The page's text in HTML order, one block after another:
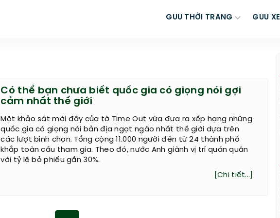
GUU THỜI TRANG GUU XE
Có thể bạn chưa biết quốc gia có giọng nói gợi
cảm nhất thế giới
Một khảo sát mới đây của tờ Time Out vừa đưa ra xếp hạng những
quốc gia có giọng nói bản địa ngọt ngào nhất thế giới dựa trên
các lượt bình chọn. Tổng cộng 11.000 người đến từ 24 thành phố
khắp toàn cầu tham gia. Theo đó, nước Anh giành vị trí quán quân
với tỷ lệ bỏ phiếu gần 30%.
[Chi tiết...]